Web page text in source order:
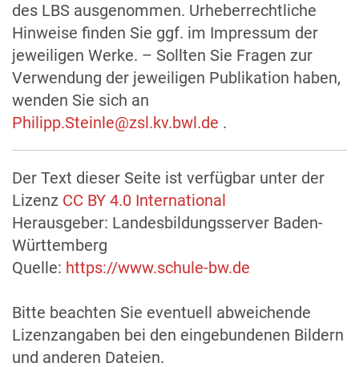
des LBS ausgenommen. Urheberrechtliche
Hinweise finden Sie ggf. im Impressum der
jeweiligen Werke. – Sollten Sie Fragen zur
Verwendung der jeweiligen Publikation haben,
wenden Sie sich an
Philipp.Steinle@zsl.kv.bwl.de .
Der Text dieser Seite ist verfügbar unter der
Lizenz CC BY 4.0 International
Herausgeber: Landesbildungsserver Baden-
Württemberg
Quelle: https://www.schule-bw.de
Bitte beachten Sie eventuell abweichende
Lizenzangaben bei den eingebundenen Bildern
und anderen Dateien.